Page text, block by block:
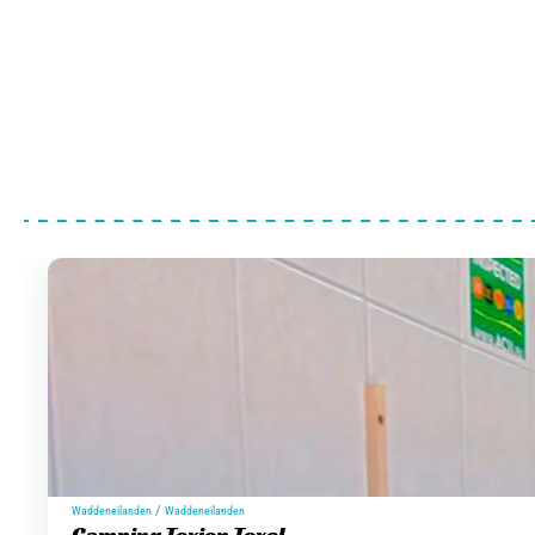
Waddeneilanden / Waddeneilanden